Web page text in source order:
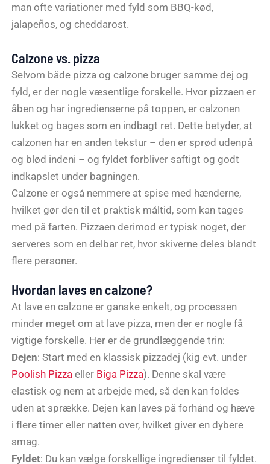
man ofte variationer med fyld som BBQ-kød,
jalapeños, og cheddarost.
Calzone vs. pizza
Selvom både pizza og calzone bruger samme dej og
fyld, er der nogle væsentlige forskelle. Hvor pizzaen er
åben og har ingredienserne på toppen, er calzonen
lukket og bages som en indbagt ret. Dette betyder, at
calzonen har en anden tekstur – den er sprød udenpå
og blød indeni – og fyldet forbliver saftigt og godt
indkapslet under bagningen.
Calzone er også nemmere at spise med hænderne,
hvilket gør den til et praktisk måltid, som kan tages
med på farten. Pizzaen derimod er typisk noget, der
serveres som en delbar ret, hvor skiverne deles blandt
flere personer.
Hvordan laves en calzone?
At lave en calzone er ganske enkelt, og processen
minder meget om at lave pizza, men der er nogle få
vigtige forskelle. Her er de grundlæggende trin:
Dejen: Start med en klassisk pizzadej (kig evt. under
Poolish Pizza eller Biga Pizza). Denne skal være
elastisk og nem at arbejde med, så den kan foldes
uden at sprække. Dejen kan laves på forhånd og hæve
i flere timer eller natten over, hvilket giver en dybere
smag.
Fyldet: Du kan vælge forskellige ingredienser til fyldet.